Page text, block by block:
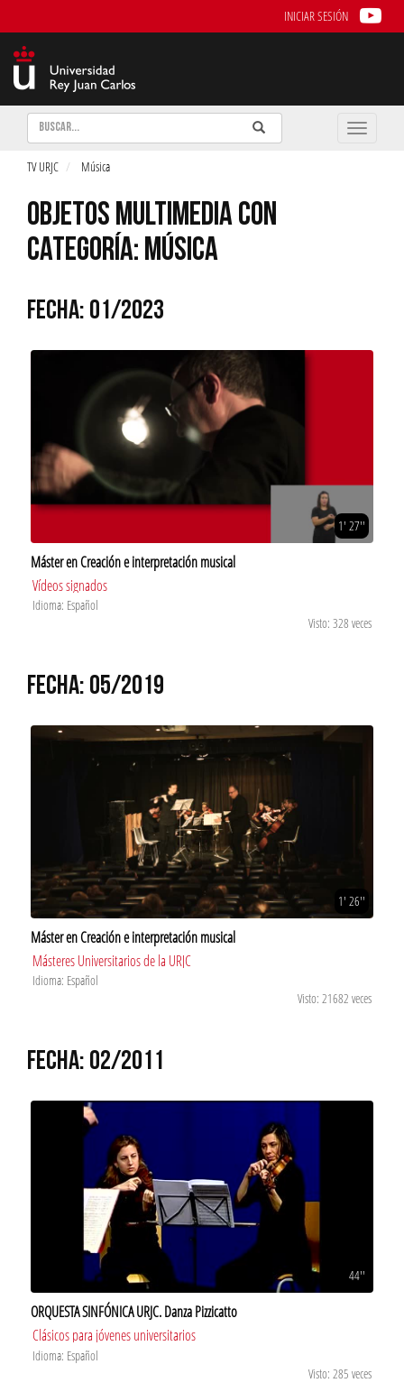
INICIAR SESIÓN
Buscar Enviar
Buscar
Toggle
TV URJC Música
OBJETOS MULTIMEDIA CON
CATEGORÍA: MÚSICA
FECHA: 01/2023
1' 27''
Máster en Creación e interpretación musical
Vídeos signados
Idioma: Español
Visto: 328 veces
FECHA: 05/2019
1' 26''
Máster en Creación e interpretación musical
Másteres Universitarios de la URJC
Idioma: Español
Visto: 21682 veces
FECHA: 02/2011
44''
ORQUESTA SINFÓNICA URJC. Danza Pizzicatto
Clásicos para jóvenes universitarios
Idioma: Español
Visto: 285 veces